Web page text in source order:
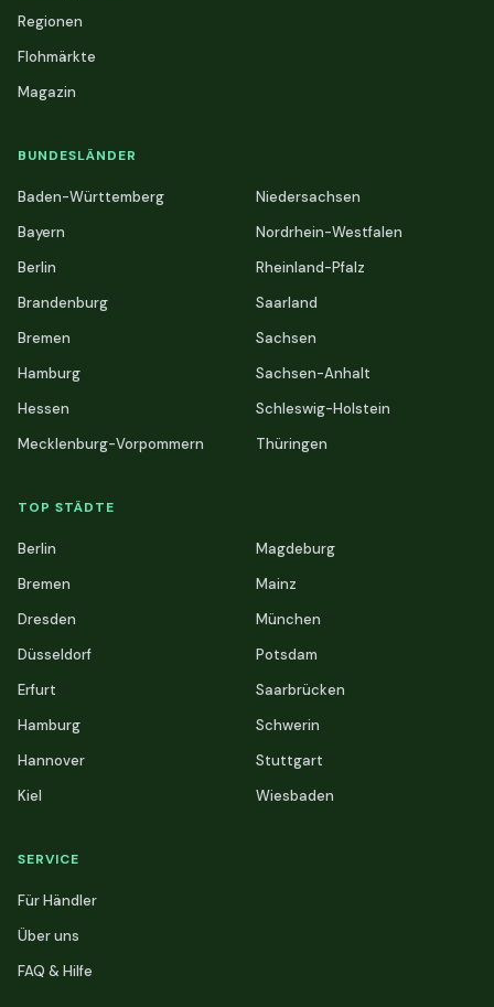
Regionen
Flohmärkte
Magazin
BUNDESLÄNDER
Baden-Württemberg
Bayern
Berlin
Brandenburg
Bremen
Hamburg
Hessen
Mecklenburg-Vorpommern
Niedersachsen
Nordrhein-Westfalen
Rheinland-Pfalz
Saarland
Sachsen
Sachsen-Anhalt
Schleswig-Holstein
Thüringen
TOP STÄDTE
Berlin
Bremen
Dresden
Düsseldorf
Erfurt
Hamburg
Hannover
Kiel
Magdeburg
Mainz
München
Potsdam
Saarbrücken
Schwerin
Stuttgart
Wiesbaden
SERVICE
Für Händler
Über uns
FAQ & Hilfe